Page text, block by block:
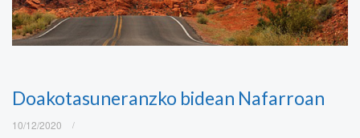
Doakotasuneranzko bidean Nafarroan
10/12/2020